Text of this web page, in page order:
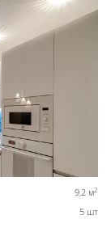
9,2 м2
5 шт